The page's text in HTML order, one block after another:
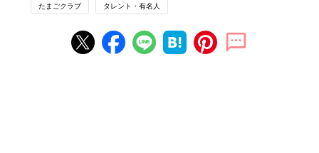
たまごクラブ タレント・有名人